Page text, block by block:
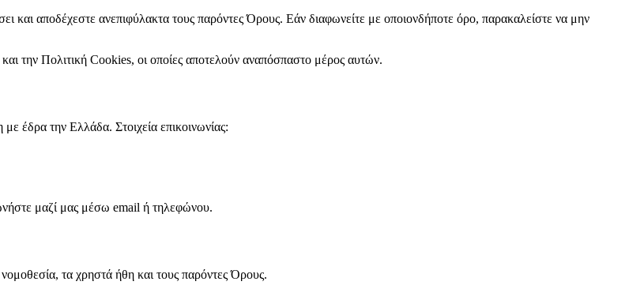
και αποδέχεστε ανεπιφύλακτα τους παρόντες Όρους. Εάν διαφωνείτε με οποιονδήποτε όρο, παρακαλείστε να μην
την Πολιτική Cookies, οι οποίες αποτελούν αναπόσπαστο μέρος αυτών.
έδρα την Ελλάδα. Στοιχεία επικοινωνίας:
μαζί μας μέσω email ή τηλεφώνου.
τα χρηστά ήθη και τους παρόντες Όρους.